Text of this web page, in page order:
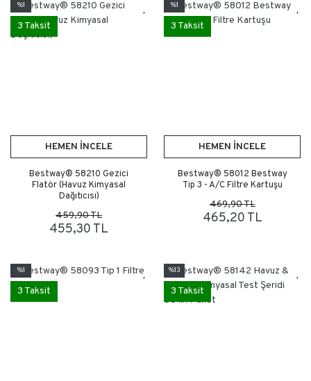
%1
3 Taksit
HEMEN İNCELE
Bestway® 58210 Gezici
Flatör (Havuz Kimyasal
Dağıtıcısı)
459,90 TL
455,30 TL
%1
3 Taksit
HEMEN İNCELE
Bestway® 58012 Bestway
Tip 3 - A/C Filtre Kartuşu
469,90 TL
465,20 TL
%1
3 Taksit
%13
3 Taksit